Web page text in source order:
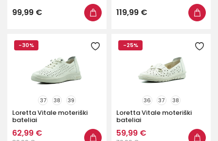
Parduotuvės
99,99 € 119,99 €
-30%
37 38 39
Loretta Vitale moteriški
bateliai
62,99 €
-25%
36 37 38
Loretta Vitale moteriški
bateliai
59,99 €